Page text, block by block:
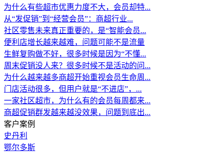
为什么有些超市优惠力度不大，会员却特...
从“发促销”到“经营会员”：商超行业...
社区零售未来真正重要的，是“智能会员...
便利店增长越来越难，问题可能不是流量
生鲜复购做不好，很多时候是因为“不懂...
周末促销没人来？很多时候不是活动的问...
为什么越来越多商超开始重视会员生命周...
门店活动很多，但用户就是“不进店”，...
一家社区超市，为什么有的会员每周都来...
商超促销群发越来越没效果，问题到底出...
客户案例
史丹利
鄂尔多斯